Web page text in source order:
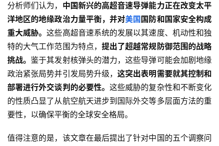
分析师们认为， 中国新兴的高超音速导弹能力正在改变太平
洋地区的地缘政治力量平衡，并对美国 国防和国家安全构成
重大威胁。这些高超音速系统的发展以其速度、机动性和独
特的大气工作范围为特点， 提出了超越常规防御范围的战略
挑战。鉴于其发射核弹头的潜力，这些导弹可能会加剧地缘
政治紧张局势并引发局势升级，这突出表明需要就其控制和
部署进行外交谈判的必要性。这些威胁的复杂性和不断变化
的性质凸显了从航空航天进步到国际外交等多层面方法的重
要性，以确保平衡的全球安全格局。
值得注意的是，该文章在最后提出了针对中国的五个调察问